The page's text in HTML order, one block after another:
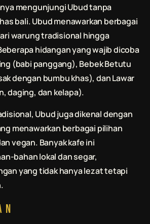
mengunjungi Ubud tanpa
bali. Ubud menawarkan berbagai
warung tradisional hingga
hidangan yang wajib dicoba
(babi panggang), Bebek Betutu
dengan bumbu khas), dan Lawar
daging, dan kelapa).
Ubud juga dikenal dengan
menawarkan berbagai pilihan
vegan. Banyak kafe ini
bahan lokal dan segar,
yang tidak hanya lezat tetapi